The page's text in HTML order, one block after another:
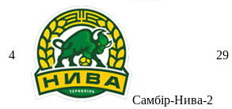
4
Самбір-Нива-2
29